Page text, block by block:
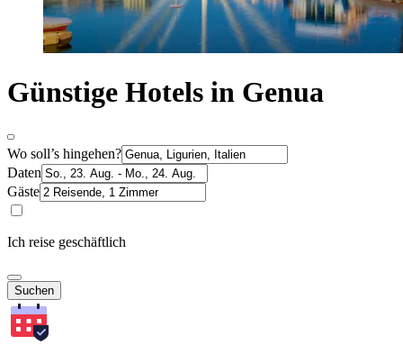
Günstige Hotels in Genua
Wo soll’s hingehen?
Daten
Gäste
Ich reise geschäftlich
Suchen